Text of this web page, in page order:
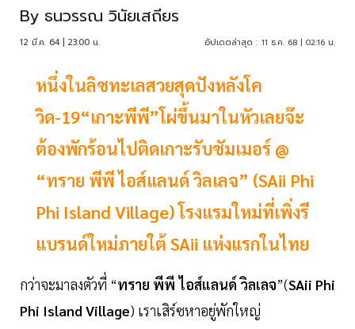
By ธนวรรณ วินัยเสถียร
12 มี.ค. 64 | 23:00 น. อัปเดตล่าสุด : 11 ธ.ค. 68 | 02:16 น.
หนึ่งในลิซทะเลสวยสุดปังหลังโค
วิด-19“เกาะพีพี”โผ่ขึ้นมาในหัวเลยจ๊ะ
ต้องพักร้อนไปติดเกาะรับซัมเมอร์ @
“ทราย พีพี ไอส์แลนด์ วิลเลจ” (SAii Phi
Phi Island Village) โรงแรมใหม่ที่เพิ่งรี
แบรนด์ใหม่ภายใต้ SAii แห่งแรกในไทย
กว่าจะมาลงตัวที่ “ทราย พีพี ไอส์แลนด์ วิลเลจ”(SAii Phi
Phi Island Village) เราเสิร์ซหาอยู่พักใหญ่